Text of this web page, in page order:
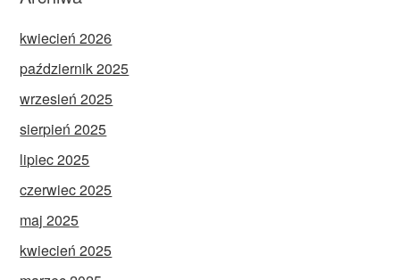
kwiecień 2026
październik 2025
wrzesień 2025
sierpień 2025
lipiec 2025
czerwiec 2025
maj 2025
kwiecień 2025